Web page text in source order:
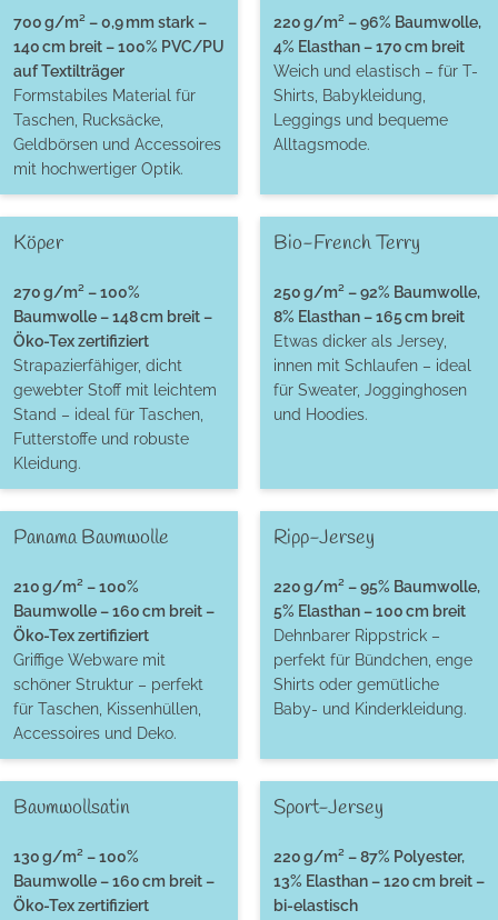
700 g/m² – 0,9 mm stark –
140 cm breit – 100% PVC/PU
auf Textilträger
Formstabiles Material für
Taschen, Rucksäcke,
Geldbörsen und Accessoires
mit hochwertiger Optik.
220 g/m² – 96% Baumwolle,
4% Elasthan – 170 cm breit
Weich und elastisch – für T-
Shirts, Babykleidung,
Leggings und bequeme
Alltagsmode.
Köper
270 g/m² – 100%
Baumwolle – 148 cm breit –
Öko-Tex zertifiziert
Strapazierfähiger, dicht
gewebter Stoff mit leichtem
Stand – ideal für Taschen,
Futterstoffe und robuste
Kleidung.
Bio-French Terry
250 g/m² – 92% Baumwolle,
8% Elasthan – 165 cm breit
Etwas dicker als Jersey,
innen mit Schlaufen – ideal
für Sweater, Jogginghosen
und Hoodies.
Panama Baumwolle
210 g/m² – 100%
Baumwolle – 160 cm breit –
Öko-Tex zertifiziert
Griffige Webware mit
schöner Struktur – perfekt
für Taschen, Kissenhüllen,
Accessoires und Deko.
Ripp-Jersey
220 g/m² – 95% Baumwolle,
5% Elasthan – 100 cm breit
Dehnbarer Rippstrick –
perfekt für Bündchen, enge
Shirts oder gemütliche
Baby- und Kinderkleidung.
Baumwollsatin
130 g/m² – 100%
Baumwolle – 160 cm breit –
Öko-Tex zertifiziert
Sport-Jersey
220 g/m² – 87% Polyester,
13% Elasthan – 120 cm breit –
bi-elastisch